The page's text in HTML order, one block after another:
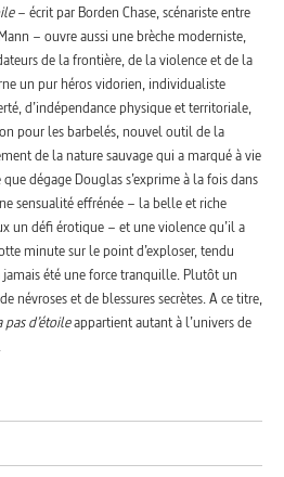
– écrit par Borden Chase, scénariste entre
– ouvre aussi une brèche moderniste,
de la frontière, de la violence et de la
un pur héros vidorien, individualiste
d’indépendance physique et territoriale,
pour les barbelés, nouvel outil de la
de la nature sauvage qui a marqué à vie
que dégage Douglas s’exprime à la fois dans
sensualité effrénée – la belle et riche
un défi érotique – et une violence qu’il a
minute sur le point d’exploser, tendu
jamais été une force tranquille. Plutôt un
névroses et de blessures secrètes. A ce titre,
pas d’étoileappartient autant à l’univers de